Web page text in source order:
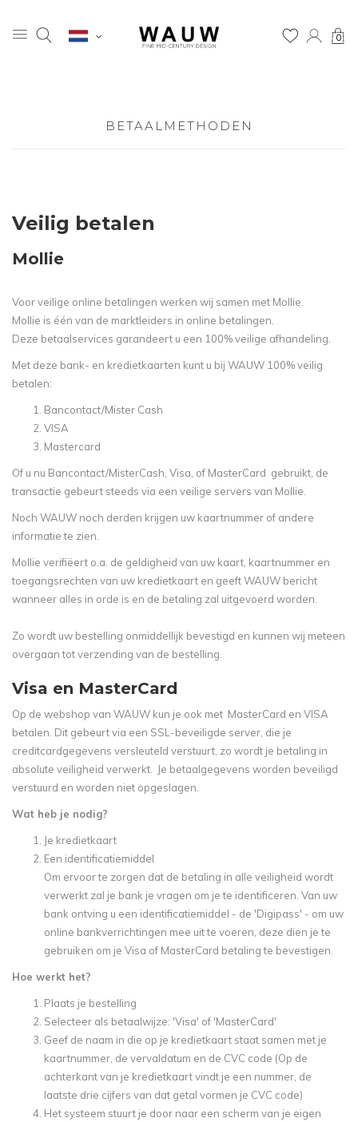
0
BETAALMETHODEN
Veilig betalen
Mollie
Voor veilige online betalingen werken wij samen met Mollie.
Mollie is één van de marktleiders in online betalingen.
Deze betaalservices garandeert u een 100% veilige afhandeling.
Met deze bank- en kredietkaarten kunt u bij WAUW 100% veilig
betalen:
Bancontact/Mister Cash
VISA
Mastercard
Of u nu Bancontact/MisterCash, Visa, of MasterCard gebruikt, de
transactie gebeurt steeds via een veilige servers van Mollie.
Noch WAUW noch derden krijgen uw kaartnummer of andere
informatie te zien.
Mollie verifiëert o.a. de geldigheid van uw kaart, kaartnummer en
toegangsrechten van uw kredietkaart en geeft WAUW bericht
wanneer alles in orde is en de betaling zal uitgevoerd worden.
Zo wordt uw bestelling onmiddellijk bevestigd en kunnen wij meteen
overgaan tot verzending van de bestelling.
Visa en MasterCard
Op de webshop van WAUW kun je ook met MasterCard en VISA
betalen. Dit gebeurt via een SSL-beveiligde server, die je
creditcardgegevens versleuteld verstuurt, zo wordt je betaling in
absolute veiligheid verwerkt. Je betaalgegevens worden beveiligd
verstuurd en worden niet opgeslagen.
Wat heb je nodig?
Je kredietkaart
Een identificatiemiddel
Om ervoor te zorgen dat de betaling in alle veiligheid wordt
verwerkt zal je bank je vragen om je te identificeren. Van uw
bank ontving u een identificatiemiddel - de 'Digipass' - om uw
online bankverrichtingen mee uit te voeren, deze dien je te
gebruiken om je Visa of MasterCard betaling te bevestigen.
Hoe werkt het?
Plaats je bestelling
Selecteer als betaalwijze: 'Visa' of 'MasterCard'
Geef de naam in die op je kredietkaart staat samen met je
kaartnummer, de vervaldatum en de CVC code (Op de
achterkant van je kredietkaart vindt je een nummer, de
laatste drie cijfers van dat getal vormen je CVC code)
Het systeem stuurt je door naar een scherm van je eigen